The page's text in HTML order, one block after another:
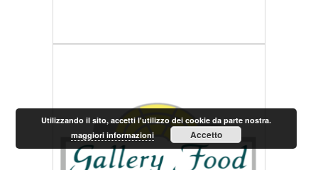
Utilizzando il sito, accetti l'utilizzo dei cookie da parte nostra.
maggiori informazioni
Accetto